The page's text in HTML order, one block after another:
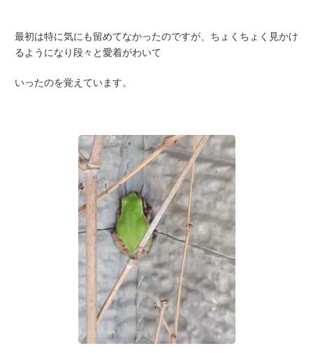
最初は特に気にも留めてなかったのですが、ちょくちょく見かけ
るようになり段々と愛着がわいて
いったのを覚えています。